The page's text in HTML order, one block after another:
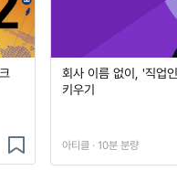
회사 이름 없이, '직업
키우기
아티클 · 10분 분량